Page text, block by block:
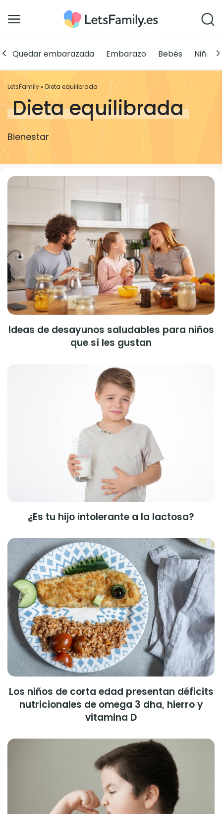
Quedar embarazada Embarazo Bebés Niños
LetsFamily» Dieta equilibrada
Dieta equilibrada
Bienestar
Ideas de desayunos saludables para niños
que sí les gustan
¿Es tu hijo intolerante a la lactosa?
Los niños de corta edad presentan déficits
nutricionales de omega 3 dha, hierro y
vitamina D